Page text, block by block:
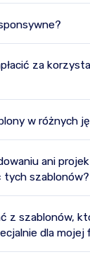
za
w różnych
ani
tych szablonów?
z szablonów,
dla mojej